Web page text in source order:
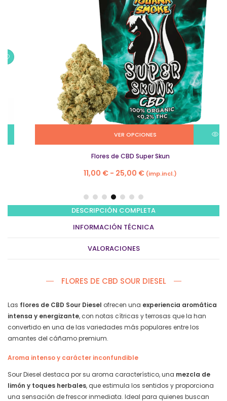
VER OPCIONES
Flores de CBD Super Skun
11,00€-25,00€Rango
precios:
desde
11,00 €
hasta
(imp.incl.)
DESCRIPCIÓN COMPLETA
INFORMACIÓN TÉCNICA
VALORACIONES
FLORES DE CBD SOUR DIESEL
Las flores de CBD Sour Diesel ofrecen una experiencia aromática
intensa y energizante, con notas cítricas y terrosas que la han
convertido en una de las variedades más populares entre los
amantes del cáñamo premium.
Aroma intenso y carácter inconfundible
Sour Diesel destaca por su aroma característico, una mezcla de
limón y toques herbales, que estimula los sentidos y proporciona
una sensación de frescor inmediata. Ideal para quienes buscan